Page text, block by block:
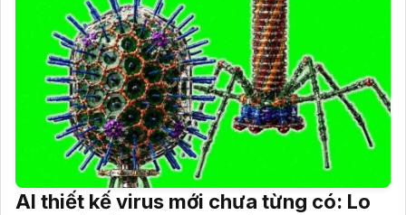
AI thiết kế virus mới chưa từng có: Lo